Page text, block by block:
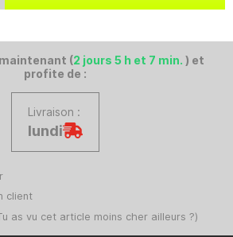
(2 jours 5 h et 7 min. ) et
profite de :
Livraison :
lundi
client
as vu cet article moins cher ailleurs ?)